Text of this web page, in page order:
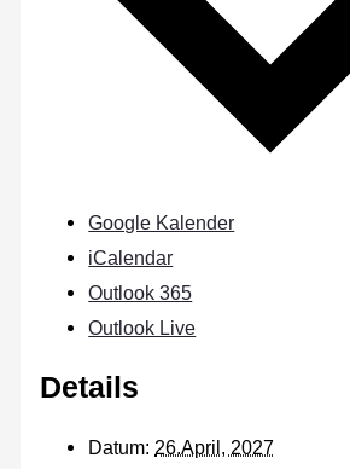
Google Kalender
iCalendar
Outlook 365
Outlook Live
Details
Datum: 26.April, 2027